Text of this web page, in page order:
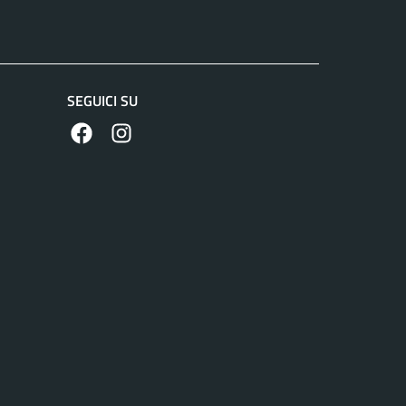
SEGUICI SU
https://www.facebook.com/comunecolleferro/